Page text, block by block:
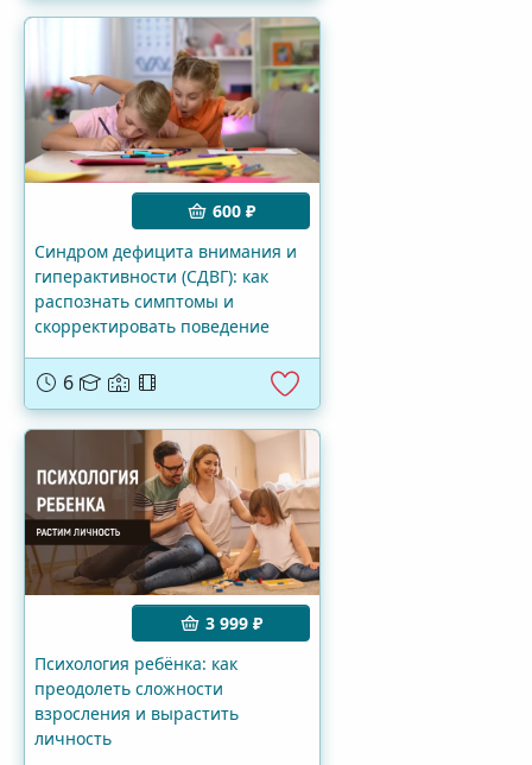
600 ₽
Синдром дефицита внимания и
гиперактивности (СДВГ): как
распознать симптомы и
скорректировать поведение
6
3 999 ₽
Психология ребёнка: как
преодолеть сложности
взросления и вырастить
личность